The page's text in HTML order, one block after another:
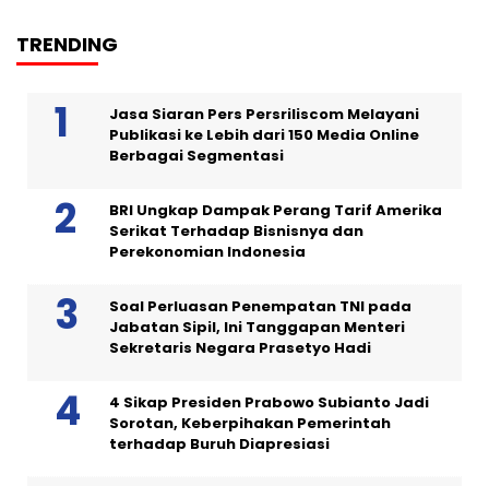
TRENDING
Jasa Siaran Pers Persriliscom Melayani
Publikasi ke Lebih dari 150 Media Online
Berbagai Segmentasi
BRI Ungkap Dampak Perang Tarif Amerika
Serikat Terhadap Bisnisnya dan
Perekonomian Indonesia
Soal Perluasan Penempatan TNI pada
Jabatan Sipil, Ini Tanggapan Menteri
Sekretaris Negara Prasetyo Hadi
4 Sikap Presiden Prabowo Subianto Jadi
Sorotan, Keberpihakan Pemerintah
terhadap Buruh Diapresiasi